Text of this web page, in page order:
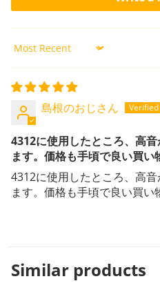
Sort by
島根のおじさん
4312に使用したところ、高
ます。価格も手頃で良い買い
4312に使用したところ、高
ます。価格も手頃で良い買い
Similar products